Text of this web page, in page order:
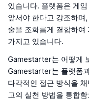
있습니다. 플랫폼은 게
앞서야 한다고 강조하며
술을 조화롭게 결합하여
가지고 있습니다.
Gamestarter는 어떻게
Gamestarter는 플랫폼
다각적인 접근 방식을
고의 실천 방법을 통합